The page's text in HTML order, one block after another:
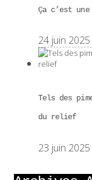
Ça c’est
24 juin 2025
Tels des
du relief
23 juin 2025